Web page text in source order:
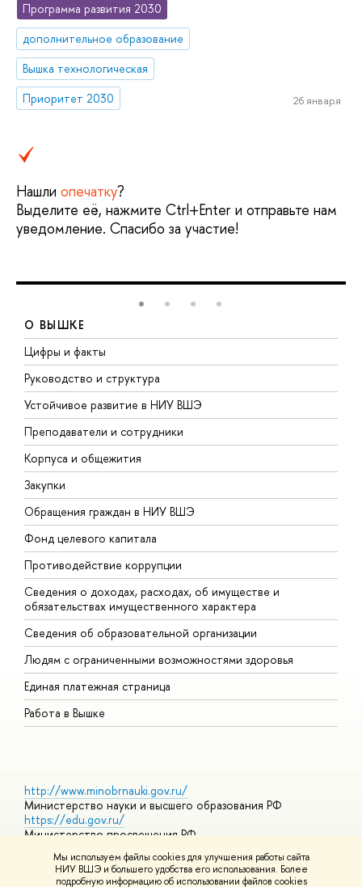
Мы используем файлы cookies для улучшения работы сайта
НИУ ВШЭ и большего удобства его использования. Более
подробную информацию об использовании файлов cookies
Программа развития 2030
дополнительное образование
Вышка технологическая
Приоритет 2030
26 января
Нашли опечатку?
Выделите её, нажмите Ctrl+Enter и отправьте нам
уведомление. Спасибо за участие!
О ВЫШКЕ
Цифры и факты
Руководство и структура
Устойчивое развитие в НИУ ВШЭ
Преподаватели и сотрудники
Корпуса и общежития
Закупки
Обращения граждан в НИУ ВШЭ
Фонд целевого капитала
Противодействие коррупции
Сведения о доходах, расходах, об имуществе и
обязательствах имущественного характера
Сведения об образовательной организации
Людям с ограниченными возможностями здоровья
Единая платежная страница
Работа в Вышке
http://www.minobrnauki.gov.ru/
Министерство науки и высшего образования РФ
https://edu.gov.ru/
Министерство просвещения РФ
Массовые открытые онлайн-курсы